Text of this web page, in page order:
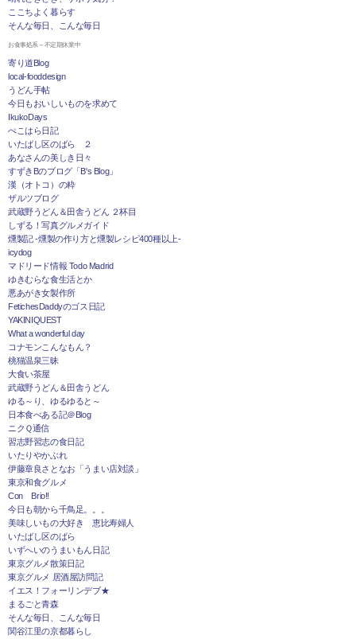
ここちよく暮らす
そんな毎日、こんな毎日
お食事処系～不定期休業中
寄り道Blog
local-fooddesign
うどん手帖
今日もおいしいものを求めて
IkukoDays
ぺこはら日記
いたばし区のばら ２
あなさんの美しき日々
すずきBのブログ「B's Blog」
漢（オトコ）の粋
ザルツブログ
武蔵野うどん＆田舎うどん ２杯目
しずる！写真グルメガイド
燻製記 -燻製の作り方と燻製レシピ400種以上-
icydog
マドリード情報 Todo Madrid
ゆきむらな食生活とか
悪あがき女製作所
FetichesDaddyのゴス日記
YAKINIQUEST
What a wonderful day
コナモンこんなもん？
桃猫温泉三昧
大食い茶屋
武蔵野うどん＆田舎うどん
ゆる～り、ゆるゆると～
日本食べある記＠Blog
ニクＱ通信
習志野習志の食日記
いたりやかぶれ
伊藤章良さとなお「うまい店対談」
東京和食グルメ
Con Brio!!
今日も朝から千鳥足。。。
美味しいもの大好き 恵比寿婦人
いたばし区のばら
いずへいのうまいもん日記
東京グルメ散策日記
東京グルメ 居酒屋訪問記
イエス！フォーリンデブ★
まるごと青森
そんな毎日、こんな毎日
関谷江里の京都暮らし